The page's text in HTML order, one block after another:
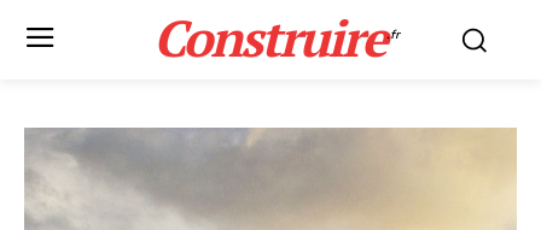
Construire.fr